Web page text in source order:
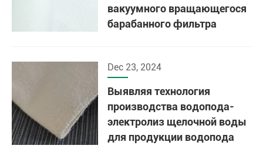
вакуумного вращающегося
барабанного фильтра
Dec 23, 2024
Выявляя технология
производства водопода-
электролиз щелочной воды
для продукции водопода